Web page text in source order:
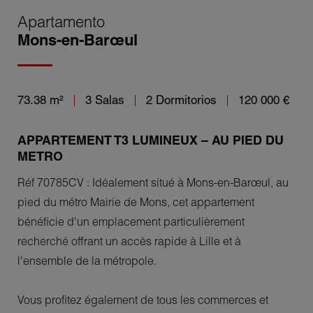
Apartamento
Mons-en-Barœul
73.38 m² 3 Salas 2 Dormitorios 120 000 €
APPARTEMENT T3 LUMINEUX – AU PIED DU
METRO
Réf 70785CV : Idéalement situé à Mons-en-Barœul, au
pied du métro Mairie de Mons, cet appartement
bénéficie d'un emplacement particulièrement
recherché offrant un accès rapide à Lille et à
l'ensemble de la métropole.
Vous profitez également de tous les commerces et